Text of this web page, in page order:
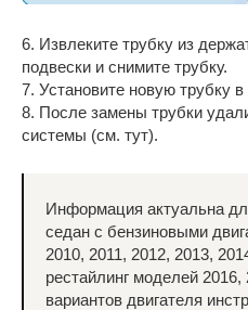
6. Извлеките трубку из
подвески и снимите трубку.
7. Установите новую трубку
8. После замены трубки
системы (см. тут).
Информация актуальна
седан с бензиновыми
2010, 2011, 2012, 2013,
рестайлинг моделей
вариантов двигателя